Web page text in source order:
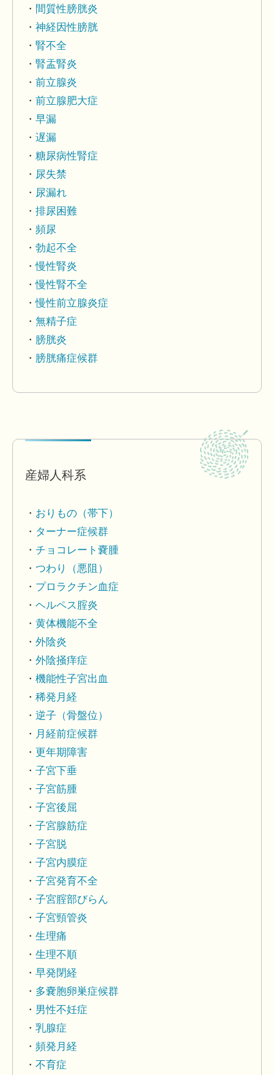
間質性膀胱炎
神経因性膀胱
腎不全
腎盂腎炎
前立腺炎
前立腺肥大症
早漏
遅漏
糖尿病性腎症
尿失禁
尿漏れ
排尿困難
頻尿
勃起不全
慢性腎炎
慢性腎不全
慢性前立腺炎症
無精子症
膀胱炎
膀胱痛症候群
産婦人科系
おりもの（帯下）
ターナー症候群
チョコレート嚢腫
つわり（悪阻）
プロラクチン血症
ヘルペス腟炎
黄体機能不全
外陰炎
外陰掻痒症
機能性子宮出血
稀発月経
逆子（骨盤位）
月経前症候群
更年期障害
子宮下垂
子宮筋腫
子宮後屈
子宮腺筋症
子宮脱
子宮内膜症
子宮発育不全
子宮腟部びらん
子宮頸管炎
生理痛
生理不順
早発閉経
多嚢胞卵巣症候群
男性不妊症
乳腺症
頻発月経
不育症